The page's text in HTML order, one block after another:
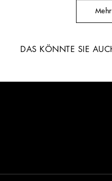
DAS KÖNNTE SIE